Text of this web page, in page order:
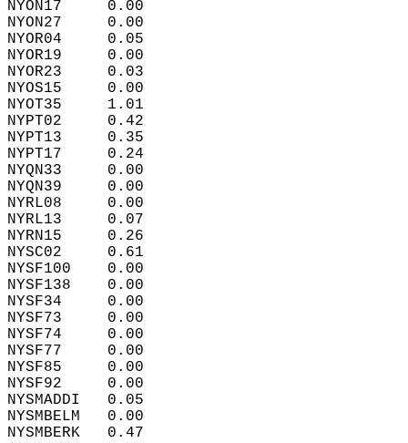
NYON17     0.00
NYON27     0.00
NYOR04     0.05
NYOR19     0.00
NYOR23     0.03
NYOS15     0.00
NYOT35     1.01
NYPT02     0.42
NYPT13     0.35
NYPT17     0.24
NYQN33     0.00
NYQN39     0.00
NYRL08     0.00
NYRL13     0.07
NYRN15     0.26
NYSC02     0.61
NYSF100    0.00
NYSF138    0.00
NYSF34     0.00
NYSF73     0.00
NYSF74     0.00
NYSF77     0.00
NYSF85     0.00
NYSF92     0.00
NYSMADDI   0.05
NYSMBELM   0.00
NYSMBERK   0.47